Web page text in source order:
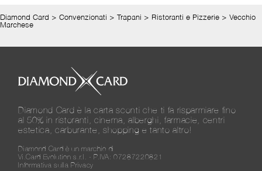
Diamond Card > Convenzionati > Trapani > Ristoranti e Pizzerie > Vecchio
Marchese
Diamond Card è la carta sconti che ti fa risparmiare fino
al 50% in ristoranti, cinema, alberghi, farmacie, centri
estetica, carburante, shopping e tanto altro!
Diamond Card è un marchio di
Vi.Card Evolution s.r.l. - P.IVA: 07287220821
Informativa sulla Privacy